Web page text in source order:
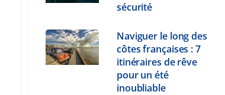
sécurité
Naviguer le long des
côtes françaises : 7
itinéraires de rêve
pour un été
inoubliable